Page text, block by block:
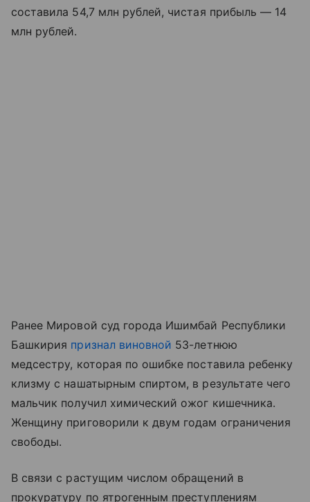
составила 54,7 млн рублей, чистая прибыль — 14
млн рублей.
Ранее Мировой суд города Ишимбай Республики
Башкирия признал виновной 53-летнюю
медсестру, которая по ошибке поставила ребенку
клизму с нашатырным спиртом, в результате чего
мальчик получил химический ожог кишечника.
Женщину приговорили к двум годам ограничения
свободы.
В связи с растущим числом обращений в
прокуратуру по ятрогенным преступлениям